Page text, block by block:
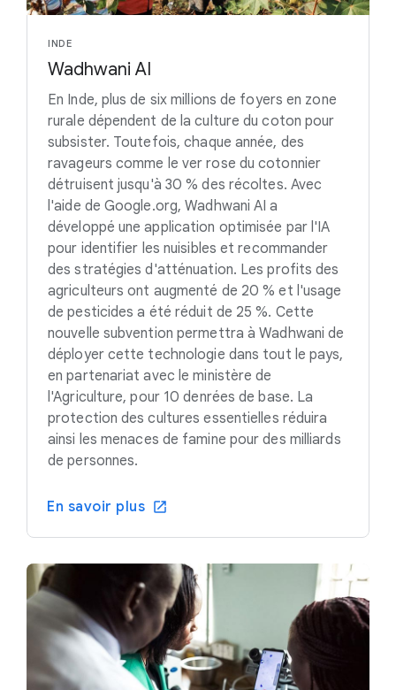
INDE
Wadhwani AI
En Inde, plus de six millions de foyers en zone
rurale dépendent de la culture du coton pour
subsister. Toutefois, chaque année, des
ravageurs comme le ver rose du cotonnier
détruisent jusqu'à 30 % des récoltes. Avec
l'aide de Google.org, Wadhwani AI a
développé une application optimisée par l'IA
pour identifier les nuisibles et recommander
des stratégies d'atténuation. Les profits des
agriculteurs ont augmenté de 20 % et l'usage
de pesticides a été réduit de 25 %. Cette
nouvelle subvention permettra à Wadhwani de
déployer cette technologie dans tout le pays,
en partenariat avec le ministère de
l'Agriculture, pour 10 denrées de base. La
protection des cultures essentielles réduira
ainsi les menaces de famine pour des milliards
de personnes.
En savoir plus